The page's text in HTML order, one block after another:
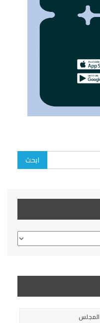
المجلس